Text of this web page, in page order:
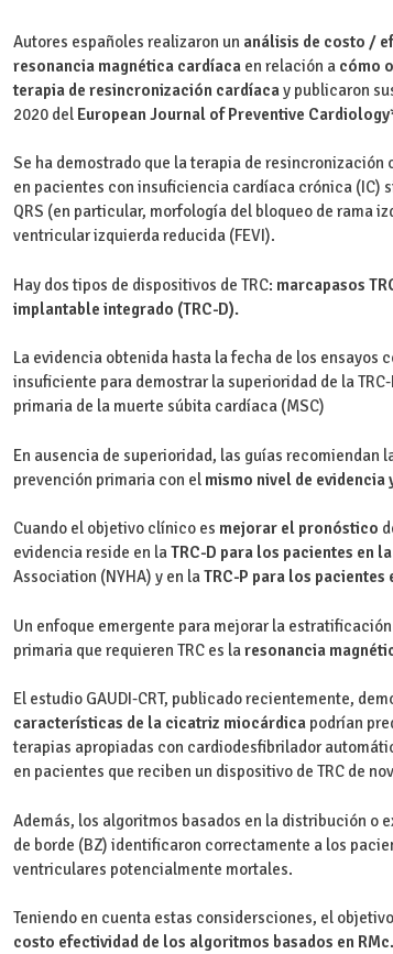
Autores españoles realizaron un análisis de costo /
resonancia magnética cardíaca en relación a cómo
terapia de resincronización cardíacay publicaron
2020 del European Journal of Preventive
Se ha demostrado que la terapia de resincronización
en pacientes con insuficiencia cardíaca crónica (IC)
QRS (en particular, morfología del bloqueo de rama
ventricular izquierda reducida (FEVI).
Hay dos tipos de dispositivos de TRC: marcapasos
implantable integrado (TRC-D).
La evidencia obtenida hasta la fecha de los ensayos
insuficiente para demostrar la superioridad de la
primaria de la muerte súbita cardíaca (MSC)
En ausencia de superioridad, las guías recomiendan
prevención primaria con el mismo nivel de
Cuando el objetivo clínico es mejorar el pronóstico
evidencia reside en laTRC-D para los pacientes en
Association (NYHA) y en laTRC-P para los pacientes
Un enfoque emergente para mejorar la
primaria que requieren TRC es laresonancia
El estudio GAUDI-CRT, publicado recientemente,
características de la cicatriz miocárdica podrían
terapias apropiadas con cardiodesfibrilador
en pacientes que reciben un dispositivo de TRC de
Además, los algoritmos basados en la distribución o
de borde (BZ) identificaron correctamente a los
ventriculares potencialmente mortales.
Teniendo en cuenta estas considersciones, el
costo efectividad de los algoritmos basados en